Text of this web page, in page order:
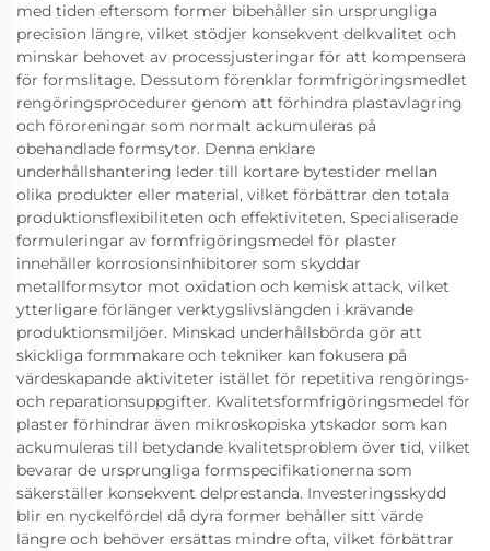
med tiden eftersom former bibehåller sin ursprungliga
precision längre, vilket stödjer konsekvent delkvalitet och
minskar behovet av processjusteringar för att kompensera
för formslitage. Dessutom förenklar formfrigöringsmedlet
rengöringsprocedurer genom att förhindra plastavlagring
och föroreningar som normalt ackumuleras på
obehandlade formsytor. Denna enklare
underhållshantering leder till kortare bytestider mellan
olika produkter eller material, vilket förbättrar den totala
produktionsflexibiliteten och effektiviteten. Specialiserade
formuleringar av formfrigöringsmedel för plaster
innehåller korrosionsinhibitorer som skyddar
metallformsytor mot oxidation och kemisk attack, vilket
ytterligare förlänger verktygslivslängden i krävande
produktionsmiljöer. Minskad underhållsbörda gör att
skickliga formmakare och tekniker kan fokusera på
värdeskapande aktiviteter istället för repetitiva rengörings-
och reparationsuppgifter. Kvalitetsformfrigöringsmedel för
plaster förhindrar även mikroskopiska ytskador som kan
ackumuleras till betydande kvalitetsproblem över tid, vilket
bevarar de ursprungliga formspecifikationerna som
säkerställer konsekvent delprestanda. Investeringsskydd
blir en nyckelfördel då dyra former behåller sitt värde
längre och behöver ersättas mindre ofta, vilket förbättrar